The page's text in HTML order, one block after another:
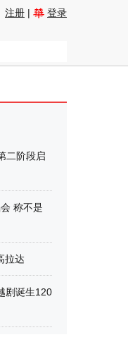
注册 | 登录
二阶段启
称不是
拉达
剧诞生120